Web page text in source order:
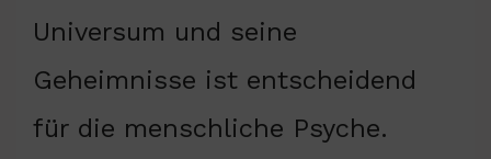
Universum und seine
Geheimnisse ist entscheidend
für die menschliche Psyche.